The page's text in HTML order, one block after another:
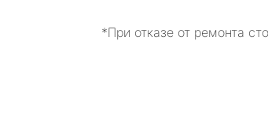
*При отказе от ремонта